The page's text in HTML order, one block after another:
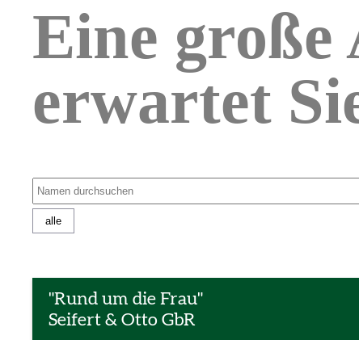
Eine große
erwartet
"Rund um die Frau"
Seifert & Otto GbR